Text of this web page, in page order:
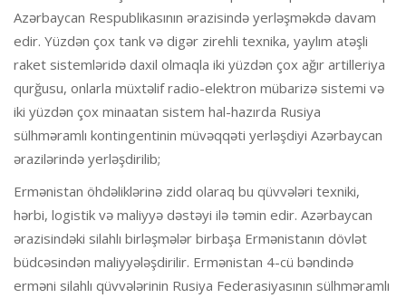
Azərbaycan Respublikasının ərazisində yerləşməkdə davam
edir. Yüzdən çox tank və digər zirehli texnika, yaylım atəşli
raket sistemləridə daxil olmaqla iki yüzdən çox ağır artilleriya
qurğusu, onlarla müxtəlif radio-elektron mübarizə sistemi və
iki yüzdən çox minaatan sistem hal-hazırda Rusiya
sülhməramlı kontingentinin müvəqqəti yerləşdiyi Azərbaycan
ərazilərində yerləşdirilib;
Ermənistan öhdəliklərinə zidd olaraq bu qüvvələri texniki,
hərbi, logistik və maliyyə dəstəyi ilə təmin edir. Azərbaycan
ərazisindəki silahlı birləşmələr birbaşa Ermənistanın dövlət
büdcəsindən maliyyələşdirilir. Ermənistan 4-cü bəndində
erməni silahlı qüvvələrinin Rusiya Federasiyasının sülhməramlı